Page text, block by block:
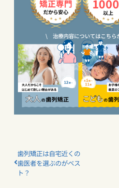
\ 治療内容についてはこち
歯列矯正は自宅近くの
歯医者を選ぶのがベス
ト？